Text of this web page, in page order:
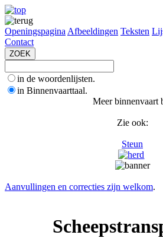
Openingspagina Afbeeldingen Teksten
Contact
in de woordenlijsten.
in Binnenvaarttaal.
Meer binnenvaart
Zie ook:
Steun
Aanvullingen en correcties zijn welkom.